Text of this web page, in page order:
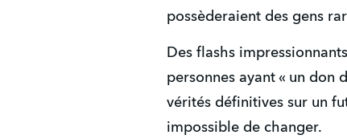
possèderaient des gens
Des flashs
personnes ayant « un don
vérités définitives sur un
impossible de changer.